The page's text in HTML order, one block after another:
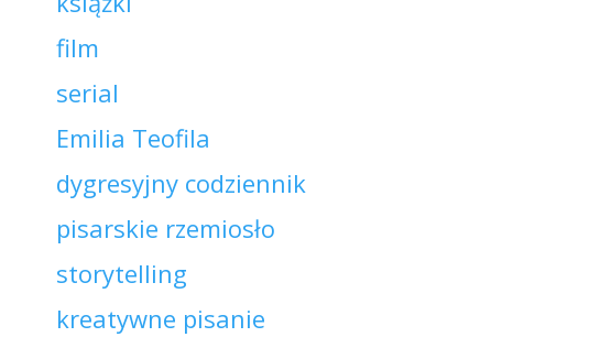
film
serial
Emilia Teofila
dygresyjny codziennik
pisarskie rzemiosło
storytelling
kreatywne pisanie